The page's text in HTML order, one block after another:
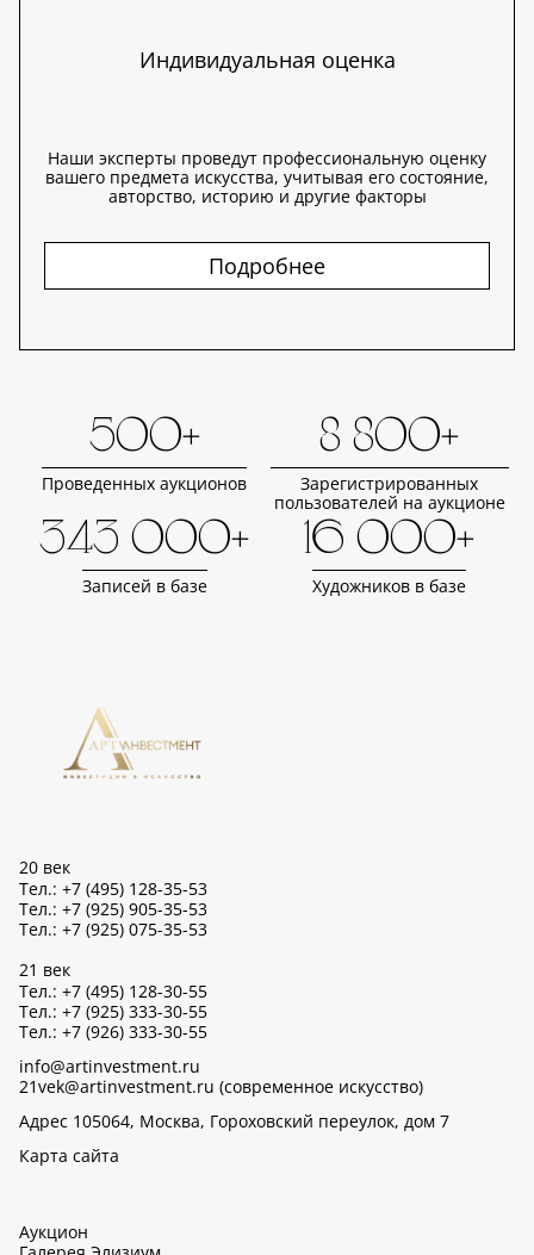
Индивидуальная оценка
Наши эксперты проведут профессиональную оценку
вашего предмета искусства, учитывая его состояние,
авторство, историю и другие факторы
Подробнее
500+
Проведенных аукционов
8 800+
Зарегистрированных
пользователей на аукционе
343 000+
Записей в базе
16 000+
Художников в базе
20 век
Тел.: +7 (495) 128-35-53
Тел.: +7 (925) 905-35-53
Тел.: +7 (925) 075-35-53
21 век
Тел.: +7 (495) 128-30-55
Тел.: +7 (925) 333-30-55
Тел.: +7 (926) 333-30-55
info@artinvestment.ru
21vek@artinvestment.ru (современное искусство)
Адрес 105064, Москва, Гороховский переулок, дом 7
Карта сайта
Аукцион